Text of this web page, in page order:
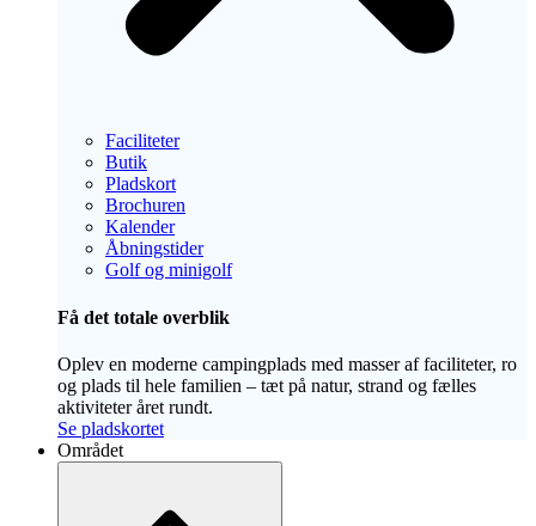
Faciliteter
Butik
Pladskort
Brochuren
Kalender
Åbningstider
Golf og minigolf
Få det totale overblik
Oplev en moderne campingplads med masser af faciliteter, ro
og plads til hele familien – tæt på natur, strand og fælles
aktiviteter året rundt.
Se pladskortet
Området